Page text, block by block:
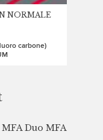
NORMALE
carbone)
Duo MFA